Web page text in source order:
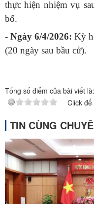
thực hiện nhiệm vụ
bố.
- Ngày 6/4/2026: Kỳ
(20 ngày sau bầu cử).
Tổng số điểm của bài viết là:
Click
TIN CÙNG